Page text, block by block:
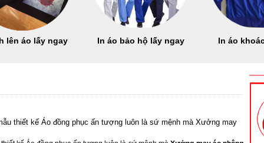
lên áo lấy ngay In áo bảo hộ lấy ngay In áo
thiết kế Áo đồng phục ấn tượng luôn là sứ mệnh mà Xưởng may